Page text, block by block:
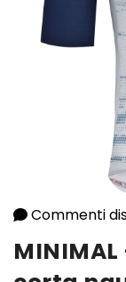
Commenti